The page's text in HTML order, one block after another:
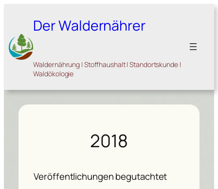
springenDer Waldernährer
Waldernährung | Stoffhaushalt | Standortskunde |
Waldökologie
2018
Veröffentlichungen begutachtet